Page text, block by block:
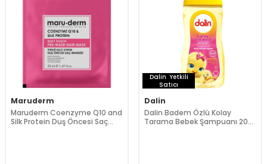
Maruderm
Maruderm Coenzyme Q10 and
Silk Protein Duş Öncesi Saç
Dalin Yetkili
Satıcı
Dalin
Dalin Badem Özlü Kolay
Tarama Bebek Şampuanı 200